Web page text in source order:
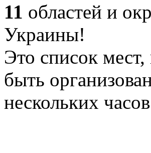
11 областей и
Украины!
Это список
быть
нескольких